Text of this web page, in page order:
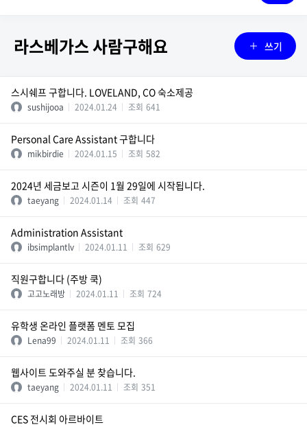
라스베가스 사람구해요 쓰기
스시쉐프 구합니다. LOVELAND, CO 숙소제공
sushijooa 2024.01.24 조회 641
Personal Care Assistant 구합니다
mikbirdie 2024.01.15 조회 582
2024년 세금보고 시즌이 1월 29일에 시작됩니다.
taeyang 2024.01.14 조회 447
Administration Assistant
ibsimplantlv 2024.01.11 조회 629
직원구합니다 (주방 쿡)
고고노래방 2024.01.11 조회 724
유학생 온라인 플랫폼 멘토 모집
Lena99 2024.01.11 조회 366
웹사이트 도와주실 분 찾습니다.
taeyang 2024.01.11 조회 351
CES 전시회 아르바이트